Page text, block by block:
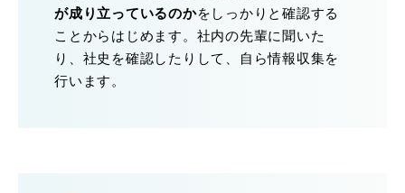
が成り立っているのかをしっかりと確認する
ことからはじめます。社内の先輩に聞いた
り、社史を確認したりして、自ら情報収集を
行います。